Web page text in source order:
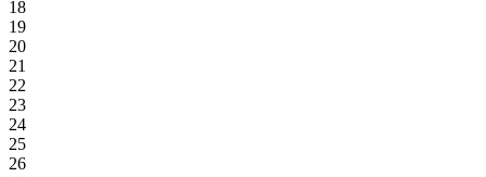
18
19
20
21
22
23
24
25
26